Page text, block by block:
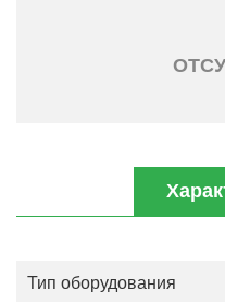
Тип оборудования